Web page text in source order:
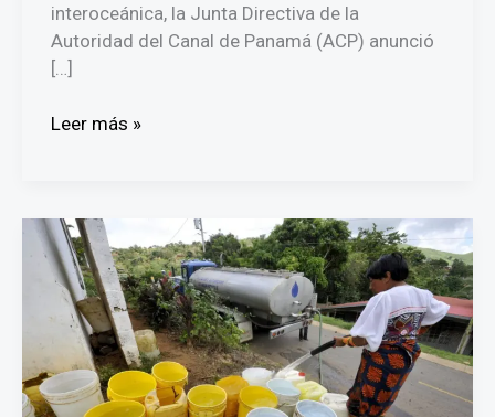
interoceánica, la Junta Directiva de la
Autoridad del Canal de Panamá (ACP) anunció
[…]
Histórico:
Marotta
es
designada
como
nueva
administradora
Leer más »